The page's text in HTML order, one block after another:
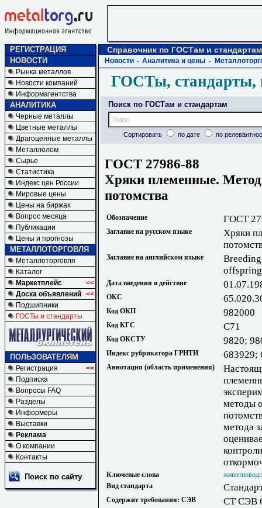
РЕГИСТРАЦИЯ
НОВОСТИ
Рынка металлов
Новости компаний
Информагентства
АНАЛИТИКА
Черные металлы
Цветные металлы
Драгоценные металлы
Металлолом
Сырье
Статистика
Индекс цен России
Мировые цены
Цены на биржах
Вопрос месяца
Публикации
Цены и прогнозы
МЕТАЛЛОТОРГОВЛЯ
Металлоторговля
Каталог
Маркетплейс
<<
Доска объявлений <<
Подшипники
ГОСТы и стандарты
ПОЛЬЗОВАТЕЛЯМ
Регистрация
<<
Подписка
Вопросы FAQ
Разделы
Информеры
Выставки
Реклама
О компании
Контакты
Поиск по сайту
Справочник по ГОСТам и стандартам
Новости Аналитика и цены
ГОСТы, стандарты,
Поиск по ГОСТам и стандартам
Сортировать по дате по
ГОСТ 27986-88
Хряки племенные.
потомства
Обозначение ГОСТ
Заглавие на русском языке
Хряки
Заглавие на английском языке
Дата введения в действие
ОКС
Код ОКП 982000
Код КГС С71
Код ОКСТУ 9820;
Индекс рубрикатора ГРНТИ 683929;
Аннотация (область применения)
методы
метода
Ключевые слова
Вид стандарта
Содержит требования: СЭВ СТ СЭВ